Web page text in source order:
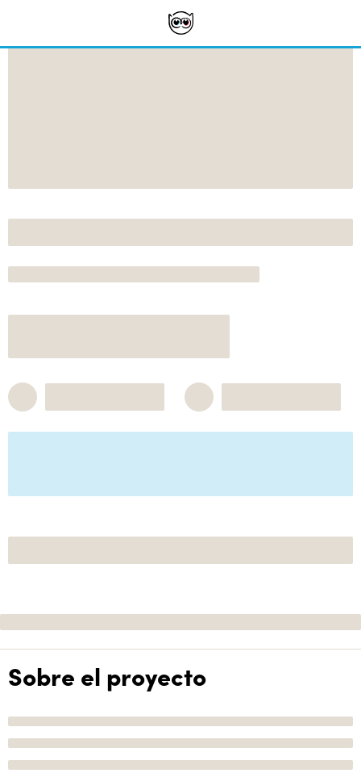
Sobre el proyecto